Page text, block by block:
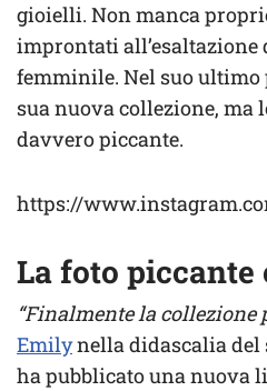
gioielli. Non manca
improntati all’esaltazione
femminile. Nel suo
sua nuova collezione, ma
davvero piccante.
https://
La foto piccante
“Finalmente la collezione
Emilynella didascalia del
ha pubblicato una nuova